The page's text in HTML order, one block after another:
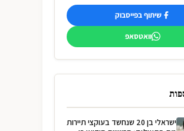
שיתוף בפייסבוק
וואטסאפ
ישראלי בן 20 שנחשד בעוקצי תיירות